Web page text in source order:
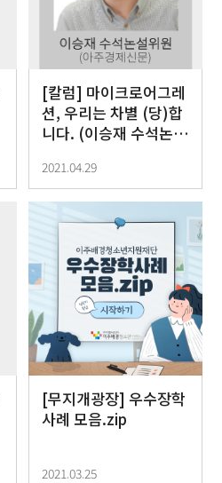
[칼럼] 마이크로어그레
션, 우리는 차별 (당)합
니다. (이승재 수석논설
2021.04.29
[무지개광장] 우수장학
사례 모음.zip
2021.03.25